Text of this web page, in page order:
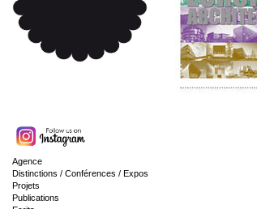
Agence
Distinctions / Conférences / Expos
Projets
Publications